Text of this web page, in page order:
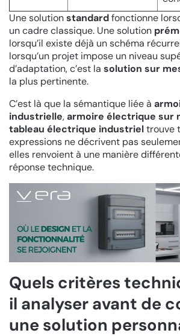
Une solutionstandardfonctionne
un cadre classique. Une solution
lorsqu’il existe déjà un schéma
lorsqu’un projet impose un niveau
d’adaptation, c’est la solution sur
la plus pertinente.
C’est là que la sémantique liée à
industrielle,armoire électrique sur
tableau électrique industrieltrouve
expressions ne décrivent pas
elles renvoient à une manière
réponse technique.
Quels critères
il analyser avant de
une solution